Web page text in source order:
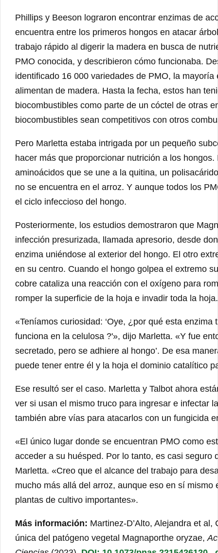
Phillips y Beeson lograron encontrar enzimas de
encuentra entre los primeros hongos en atacar
trabajo rápido al digerir la madera en busca de
PMO conocida, y describieron cómo funcionaba.
identificado 16 000 variedades de PMO, la
alimentan de madera. Hasta la fecha, estos han
biocombustibles como parte de un cóctel de otras
biocombustibles sean competitivos con otros
Pero Marletta estaba intrigada por un pequeño
hacer más que proporcionar nutrición a los
aminoácidos que se une a la quitina, un
no se encuentra en el arroz. Y aunque todos los
el ciclo infeccioso del hongo.
Posteriormente, los estudios demostraron que
infección presurizada, llamada apresorio, desde
enzima uniéndose al exterior del hongo. El otro
en su centro. Cuando el hongo golpea el extremo
cobre cataliza una reacción con el oxígeno para
romper la superficie de la hoja e invadir toda la hoja.
«Teníamos curiosidad: ‘Oye, ¿por qué esta
funciona en la celulosa ?'», dijo Marletta. «Y fue
secretado, pero se adhiere al hongo’. De esa
puede tener entre él y la hoja el dominio catalítico
Ese resultó ser el caso. Marletta y Talbot ahora
ver si usan el mismo truco para ingresar e infectar
también abre vías para atacarlos con un fungicida
«El único lugar donde se encuentran PMO como
acceder a su huésped. Por lo tanto, es casi seguro
Marletta. «Creo que el alcance del trabajo para
mucho más allá del arroz, aunque eso en sí
plantas de cultivo importantes».
Más información: Martinez-D’Alto, Alejandra et
única del patógeno vegetal Magnaporthe oryzae,